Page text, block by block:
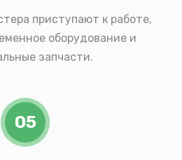
приступают к работе,
оборудование и
запчасти.
05